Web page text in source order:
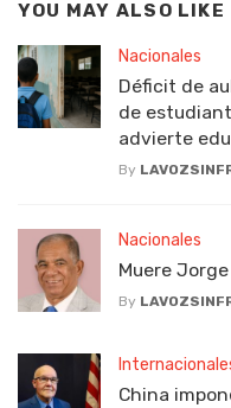
YOU MAY ALSO LIKE
Nacionales
Déficit de
de
advierte
By
Nacionales
Muere
By
China